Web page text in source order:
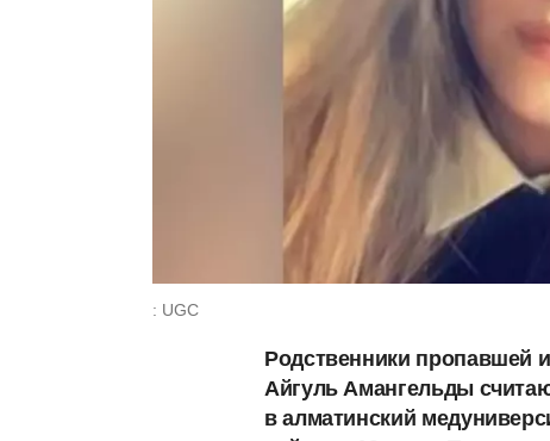
: UGC
Родственники пропавшей
Айгуль Амангельды
в алматинский